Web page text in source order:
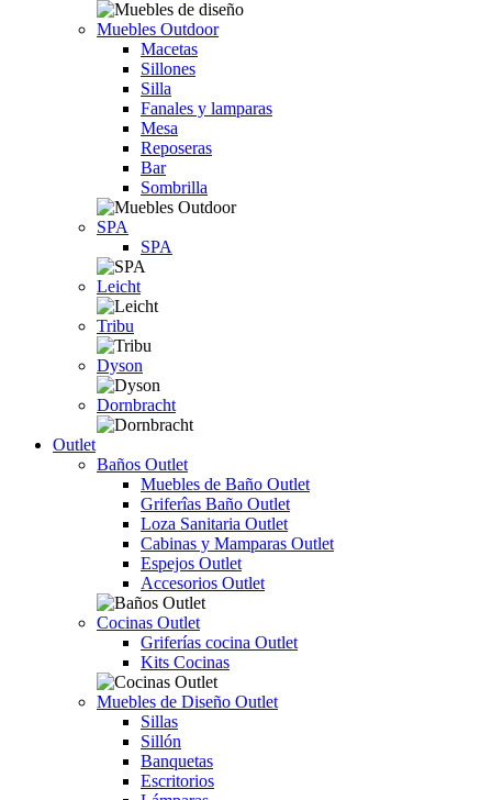
Muebles Outdoor
Macetas
Sillones
Silla
Fanales y lamparas
Mesa
Reposeras
Bar
Sombrilla
SPA
SPA
Leicht
Tribu
Dyson
Dornbracht
Outlet
Baños Outlet
Muebles de Baño Outlet
Griferîas Baño Outlet
Loza Sanitaria Outlet
Cabinas y Mamparas Outlet
Espejos Outlet
Accesorios Outlet
Cocinas Outlet
Griferías cocina Outlet
Kits Cocinas
Muebles de Diseño Outlet
Sillas
Sillón
Banquetas
Escritorios